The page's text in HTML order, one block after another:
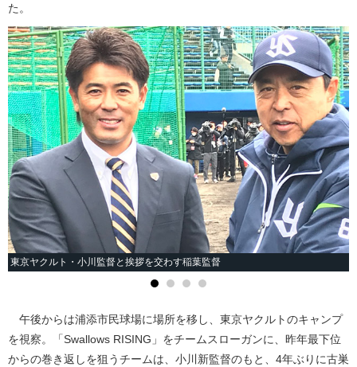
た。
東京ヤクルト・小川監督と挨拶を交わす稲葉監督
午後からは浦添市民球場に場所を移し、東京ヤクルトのキャンプ
を視察。「Swallows RISING」をチームスローガンに、昨年最下位
からの巻き返しを狙うチームは、小川新監督のもと、4年ぶりに古巣